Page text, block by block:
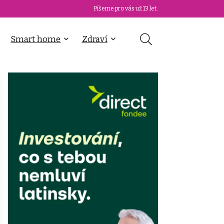
Píšeme pro vás už 13 let.
Smart home Zdraví